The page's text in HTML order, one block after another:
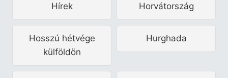
Hírek Horvátország
Hosszú hétvége
külföldön
Hurghada